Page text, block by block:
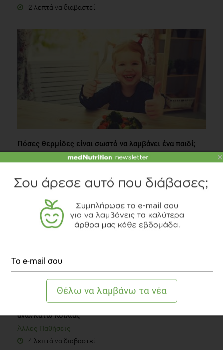
2 λεπτά να διαβαστεί
Πόσες θερμίδες είναι σωστό να λαμβάνει ένα παιδί;
Πώς να προετοιμαστείτε διατροφικά για Υπέρηχο
άνω/κάτω Κοιλίας
Άλλες Παθήσεις
4 λεπτά να διαβαστεί
×